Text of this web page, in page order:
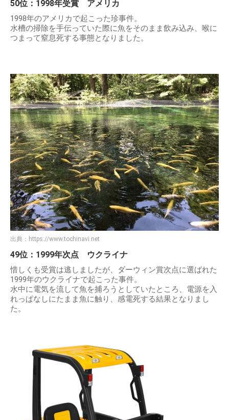
50位：1998年受賞 アメリカ
1998年のアメリカで起こった珍事件。
水槽の掃除を手伝っていた際に魚をそのまま飲み込み、喉に
つまって窒息死する事態となりました。
出典： https://www.tochinavi.net
49位：1999年次点 ウクライナ
惜しくも受賞は逃しましたが、ダーウィン賞次点に選ばれた
1999年のウクライナで起こった事件。
水中に電気を流して魚を捕ろうとしていたところ、電源を入
れっぱなしにたまま魚に触り、感電死する結果となりまし
た。